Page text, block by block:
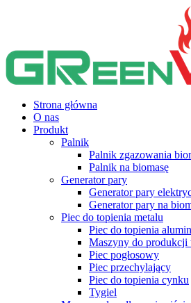
Strona główna
O nas
Produkt
Palnik
Palnik zgazowania
Palnik na biomasę
Generator pary
Generator pary
Generator pary na
Piec do topienia metalu
Piec do topienia
Maszyny do
Piec pogłosowy
Piec przechylający
Piec do topienia cynku
Tygiel